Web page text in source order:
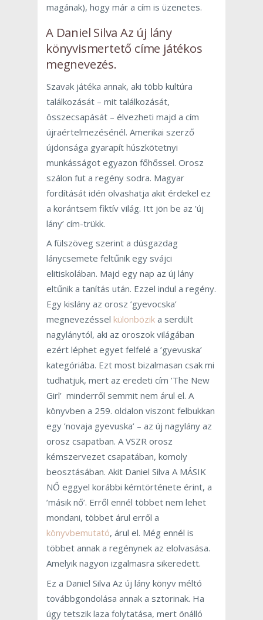
magának), hogy már a cím is üzenetes.
A Daniel Silva Az új lány
könyvismertető címe játékos
megnevezés.
Szavak játéka annak, aki több kultúra
találkozását – mit találkozását,
összecsapását – élvezheti majd a cím
újraértelmezésénél. Amerikai szerző
újdonsága gyarapít húszkötetnyi
munkásságot egyazon főhőssel. Orosz
szálon fut a regény sodra. Magyar
fordítását idén olvashatja akit érdekel ez
a korántsem fiktív világ. Itt jön be az ’új
lány’ cím-trükk.
A fülszöveg szerint a dúsgazdag
lánycsemete feltűnik egy svájci
elitiskolában. Majd egy nap az új lány
eltűnik a tanítás után. Ezzel indul a regény.
Egy kislány az orosz ’gyevocska’
megnevezéssel különbözik a serdült
nagylánytól, aki az oroszok világában
ezért léphet egyet felfelé a ’gyevuska’
kategóriába. Ezt most bizalmasan csak mi
tudhatjuk, mert az eredeti cím ’The New
Girl’ minderről semmit nem árul el. A
könyvben a 259. oldalon viszont felbukkan
egy ’novaja gyevuska’ – az új nagylány az
orosz csapatban. A VSZR orosz
kémszervezet csapatában, komoly
beosztásában. Akit Daniel Silva A MÁSIK
NŐ eggyel korábbi kémtörténete érint, a
’másik nő’. Erről ennél többet nem lehet
mondani, többet árul erről a
könyvbemutató, árul el. Még ennél is
többet annak a regénynek az elolvasása.
Amelyik nagyon izgalmasra sikeredett.
Ez a Daniel Silva Az új lány könyv méltó
továbbgondolása annak a sztorinak. Ha
úgy tetszik laza folytatása, mert önálló